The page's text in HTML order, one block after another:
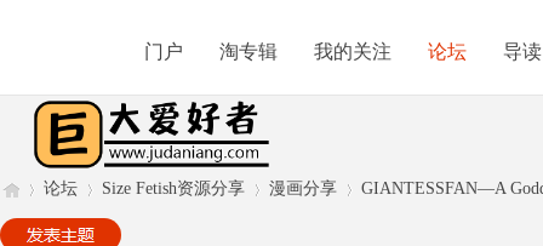
门户 淘专辑 我的关注 论坛 导读
论坛 Size Fetish资源分享 漫画分享 GIANTESSFAN—A